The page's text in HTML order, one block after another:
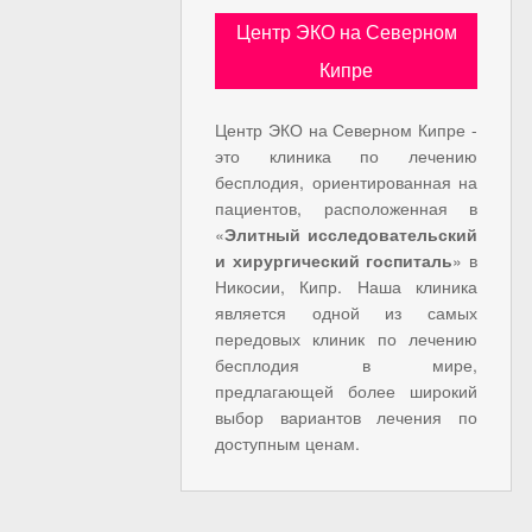
Центр ЭКО на Северном
Кипре
Центр ЭКО на Северном Кипре -
это клиника по лечению
бесплодия, ориентированная на
пациентов, расположенная в
«Элитный исследовательский
и хирургический госпиталь» в
Никосии, Кипр. Наша клиника
является одной из самых
передовых клиник по лечению
бесплодия в мире,
предлагающей более широкий
выбор вариантов лечения по
доступным ценам.